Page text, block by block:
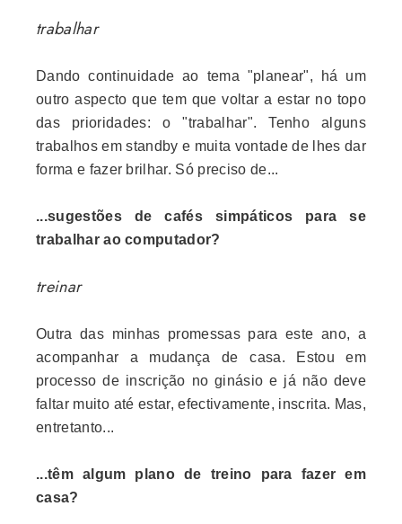
trabalhar
Dando continuidade ao tema "planear", há um
outro aspecto que tem que voltar a estar no topo
das prioridades: o "trabalhar". Tenho alguns
trabalhos em standby e muita vontade de lhes dar
forma e fazer brilhar. Só preciso de...
...sugestões de cafés simpáticos para se
trabalhar ao computador?
treinar
Outra das minhas promessas para este ano, a
acompanhar a mudança de casa. Estou em
processo de inscrição no ginásio e já não deve
faltar muito até estar, efectivamente, inscrita. Mas,
entretanto...
...têm algum plano de treino para fazer em
casa?